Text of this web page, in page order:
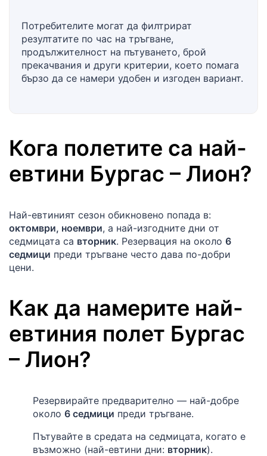
Потребителите могат да филтрират
резултатите по час на тръгване,
продължителност на пътуването, брой
прекачвания и други критерии, което помага
бързо да се намери удобен и изгоден вариант.
Кога полетите са най-
евтини Бургас – Лион?
Най-евтиният сезон обикновено попада в:
октомври, ноември, а най-изгодните дни от
седмицата са вторник. Резервация на около 6
седмици преди тръгване често дава по-добри
цени.
Как да намерите най-
евтиния полет Бургас
– Лион?
Резервирайте предварително — най-добре
около 6 седмици преди тръгване.
Пътувайте в средата на седмицата, когато е
възможно (най-евтини дни: вторник).